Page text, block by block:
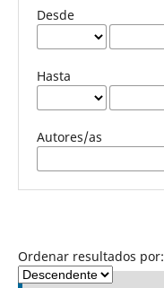
Desde
Hasta
Autores/as
Ordenar resultados por: